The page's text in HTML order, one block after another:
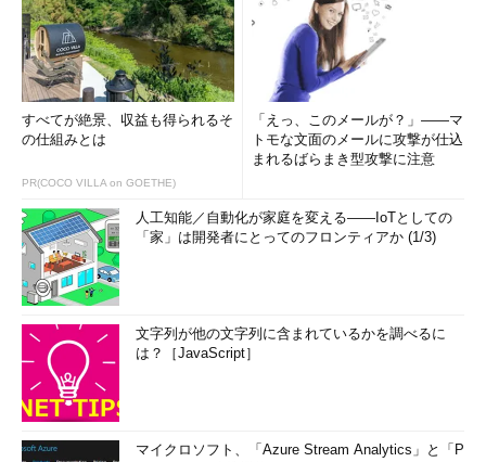
すべてが絶景、収益も得られるそ
の仕組みとは
PR(COCO VILLA on GOETHE)
「えっ、このメールが？」――マ
トモな文面のメールに攻撃が仕込
まれるばらまき型攻撃に注意
人工知能／自動化が家庭を変える――IoTとしての
「家」は開発者にとってのフロンティアか (1/3)
文字列が他の文字列に含まれているかを調べるに
は？［JavaScript］
マイクロソフト、「Azure Stream Analytics」と「P